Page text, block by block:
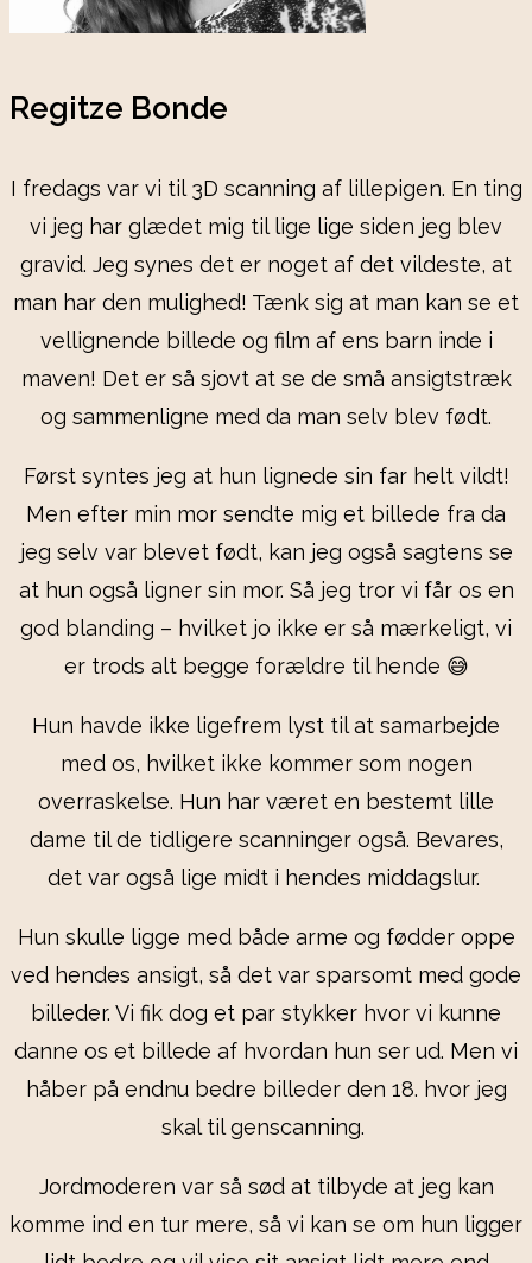
Regitze Bonde
I fredags var vi til 3D scanning af lillepigen. En ting
vi jeg har glædet mig til lige lige siden jeg blev
gravid. Jeg synes det er noget af det vildeste, at
man har den mulighed! Tænk sig at man kan se et
vellignende billede og film af ens barn inde i
maven! Det er så sjovt at se de små ansigtstræk
og sammenligne med da man selv blev født.
Først syntes jeg at hun lignede sin far helt vildt!
Men efter min mor sendte mig et billede fra da
jeg selv var blevet født, kan jeg også sagtens se
at hun også ligner sin mor. Så jeg tror vi får os en
god blanding – hvilket jo ikke er så mærkeligt, vi
er trods alt begge forældre til hende 😅
Hun havde ikke ligefrem lyst til at samarbejde
med os, hvilket ikke kommer som nogen
overraskelse. Hun har været en bestemt lille
dame til de tidligere scanninger også. Bevares,
det var også lige midt i hendes middagslur.
Hun skulle ligge med både arme og fødder oppe
ved hendes ansigt, så det var sparsomt med gode
billeder. Vi fik dog et par stykker hvor vi kunne
danne os et billede af hvordan hun ser ud. Men vi
håber på endnu bedre billeder den 18. hvor jeg
skal til genscanning.
Jordmoderen var så sød at tilbyde at jeg kan
komme ind en tur mere, så vi kan se om hun ligger